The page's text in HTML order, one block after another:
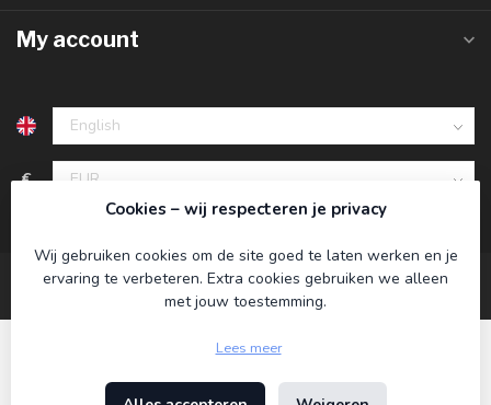
My account
€
Cookies – wij respecteren je privacy
Wij gebruiken cookies om de site goed te laten werken en je
ervaring te verbeteren. Extra cookies gebruiken we alleen
met jouw toestemming.
Lees meer